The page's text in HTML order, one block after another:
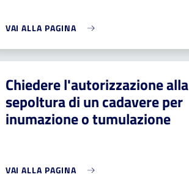
VAI ALLA PAGINA
Chiedere l'autorizzazione alla
sepoltura di un cadavere per
inumazione o tumulazione
VAI ALLA PAGINA